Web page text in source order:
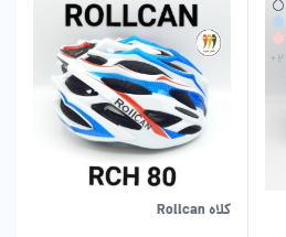
کلاه Rollcan